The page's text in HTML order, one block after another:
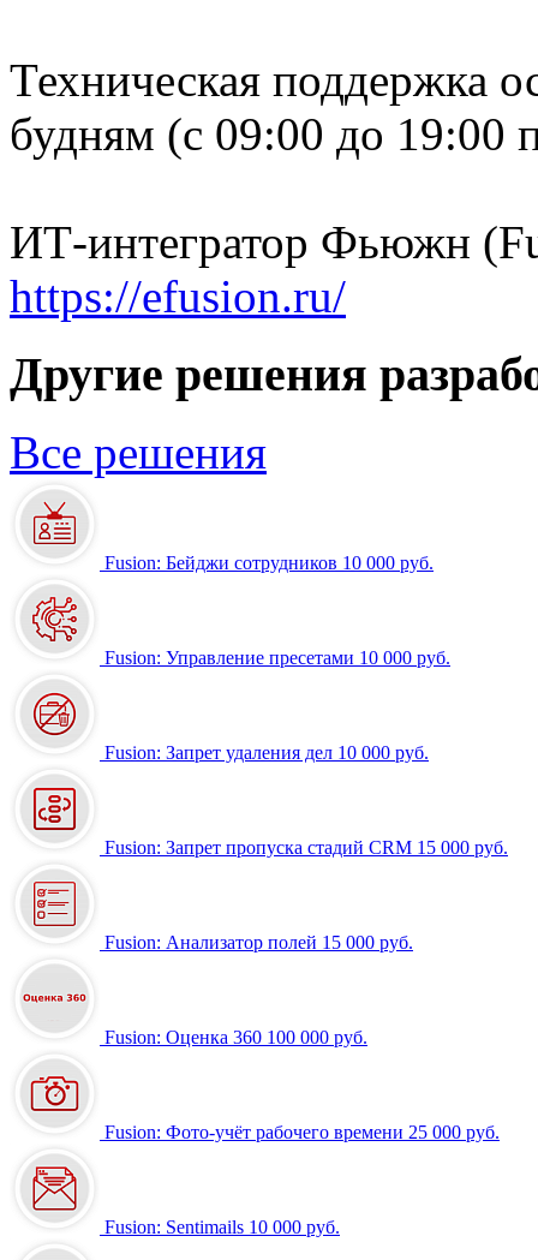
Техническая поддержка
будням (с 09:00 до 19:00
ИТ-интегратор Фьюжн
https://efusion.ru/
Другие решения
Все решения
Fusion: Бейджи сотрудников 10 000 руб.
Fusion: Управление пресетами 10 000 руб.
Fusion: Запрет удаления дел 10 000 руб.
Fusion: Запрет пропуска стадий CRM 15 000 руб.
Fusion: Анализатор полей 15 000 руб.
Fusion: Оценка 360 100 000 руб.
Fusion: Фото-учёт рабочего времени 25 000 руб.
Fusion: Sentimails 10 000 руб.